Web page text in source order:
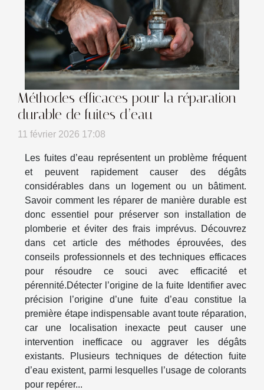
Méthodes efficaces pour la réparation
durable de fuites d’eau
11 février 2026 17:08
Les fuites d’eau représentent un problème fréquent
et peuvent rapidement causer des dégâts
considérables dans un logement ou un bâtiment.
Savoir comment les réparer de manière durable est
donc essentiel pour préserver son installation de
plomberie et éviter des frais imprévus. Découvrez
dans cet article des méthodes éprouvées, des
conseils professionnels et des techniques efficaces
pour résoudre ce souci avec efficacité et
pérennité.Détecter l’origine de la fuite Identifier avec
précision l’origine d’une fuite d’eau constitue la
première étape indispensable avant toute réparation,
car une localisation inexacte peut causer une
intervention inefficace ou aggraver les dégâts
existants. Plusieurs techniques de détection fuite
d’eau existent, parmi lesquelles l’usage de colorants
pour repérer...